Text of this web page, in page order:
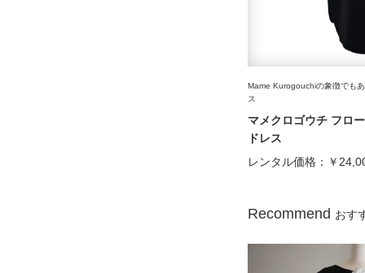
Mame Kurogouchiの象徴でも
ス
マメクロゴウチ フロ
ドレス
レンタル価格： ￥
Recommend おす